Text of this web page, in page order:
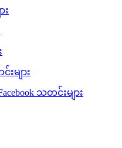
း
များ
သတင်းများ